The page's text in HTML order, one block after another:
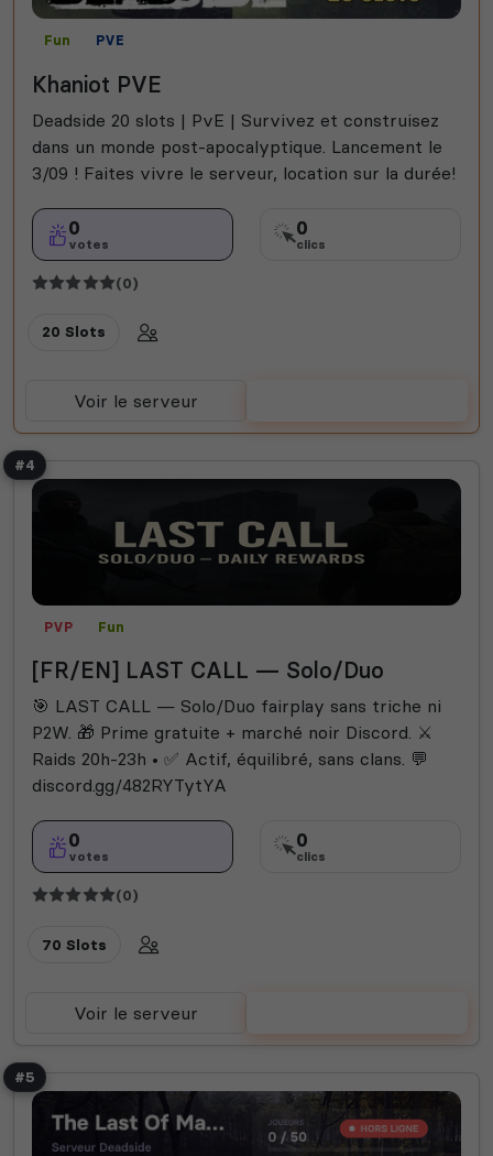
Fun PVE
Khaniot PVE
Deadside 20 slots | PvE | Survivez et construisez
dans un monde post-apocalyptique. Lancement le
3/09 ! Faites vivre le serveur, location sur la durée!
0
votes
0
clics
(0)
20 Slots
Voir le serveur
#4
PVP Fun
[FR/EN] LAST CALL — Solo/Duo
🎯 LAST CALL — Solo/Duo fairplay sans triche ni
P2W. 🎁 Prime gratuite + marché noir Discord. ⚔️
Raids 20h-23h • ✅ Actif, équilibré, sans clans. 💬
discord.gg/482RYTytYA
0
votes
0
clics
(0)
70 Slots
Voir le serveur
#5